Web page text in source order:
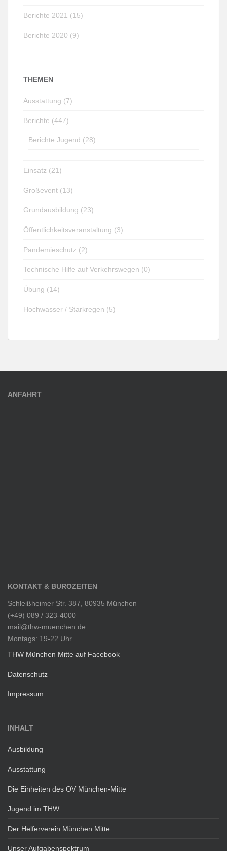
Berichte 2021 (15)
Berichte 2020 (9)
THEMEN
Ausstattung (7)
Berichte (447)
Berichte Jugend (28)
Einsatz (21)
Großevent (13)
Grundausbildung (23)
Öffentlichkeitsveranstaltung (3)
Pandemieschutz (2)
Technische Hilfe auf Verkehrswegen (0)
Übung (14)
Hochwasser / Starkregen (5)
ANFAHRT
KONTAKT & BÜROZEITEN
Schleißheimer Str. 387, 80935 München
(+49) 089 / 323-4000
mail@thw-muenchen.de
Montags: 19-22 Uhr
THW München Mitte auf Facebook
Datenschutz
Impressum
INHALT
Ausbildung
Ausstattung
Die Einheiten des OV München-Mitte
Jugend im THW
Der Helferverein München Mitte
Unser Aufgabenspektrum